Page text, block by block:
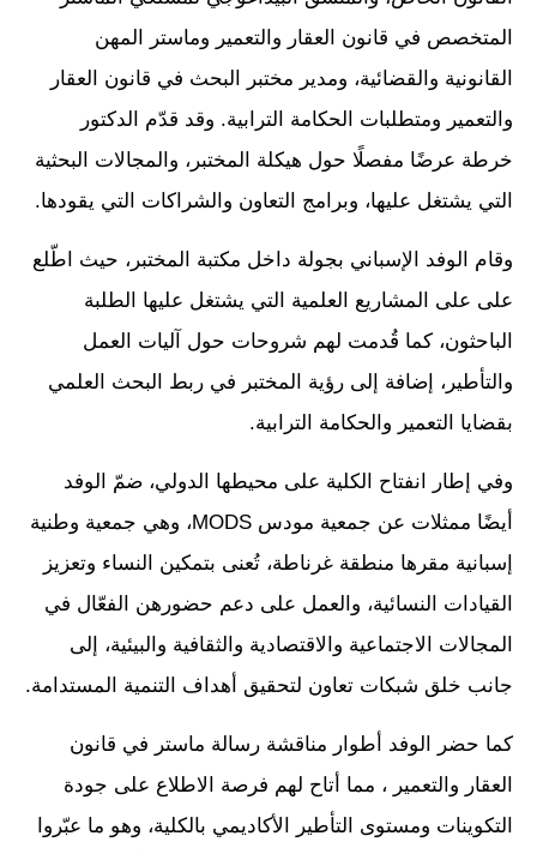
المتخصص في قانون العقار والتعمير وماستر المهن
القانونية والقضائية، ومدير مختبر البحث في قانون العقار
والتعمير ومتطلبات الحكامة الترابية. وقد قدّم الدكتور
خرطة عرضًا مفصلًا حول هيكلة المختبر، والمجالات البحثية
التي يشتغل عليها، وبرامج التعاون والشراكات التي يقودها.
وقام الوفد الإسباني بجولة داخل مكتبة المختبر، حيث اطّلع
على على المشاريع العلمية التي يشتغل عليها الطلبة
الباحثون، كما قُدمت لهم شروحات حول آليات العمل
والتأطير، إضافة إلى رؤية المختبر في ربط البحث العلمي
بقضايا التعمير والحكامة الترابية.
وفي إطار انفتاح الكلية على محيطها الدولي، ضمّ الوفد
أيضًا ممثلات عن جمعية مودس MODS، وهي جمعية وطنية
إسبانية مقرها منطقة غرناطة، تُعنى بتمكين النساء وتعزيز
القيادات النسائية، والعمل على دعم حضورهن الفعّال في
المجالات الاجتماعية والاقتصادية والثقافية والبيئية، إلى
جانب خلق شبكات تعاون لتحقيق أهداف التنمية المستدامة.
كما حضر الوفد أطوار مناقشة رسالة ماستر في قانون
العقار والتعمير ، مما أتاح لهم فرصة الاطلاع على جودة
التكوينات ومستوى التأطير الأكاديمي بالكلية، وهو ما عبّروا